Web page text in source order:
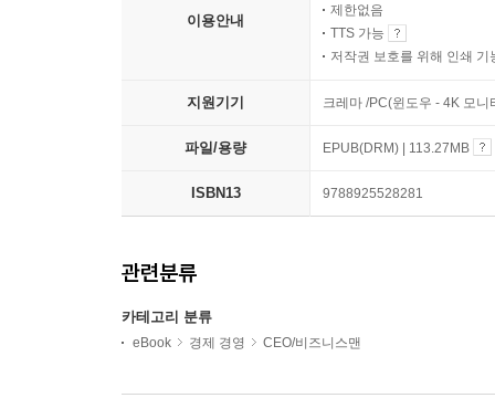
이용안내
제한없음
TTS 가능
저작권 보호를 위해 인쇄 기
지원기기 크레마 /PC(윈도우 - 4K 모
파일/용량 EPUB(DRM) | 113.27MB
ISBN13 9788925528281
관련분류
카테고리 분류
eBook 경제 경영 CEO/비즈니스맨